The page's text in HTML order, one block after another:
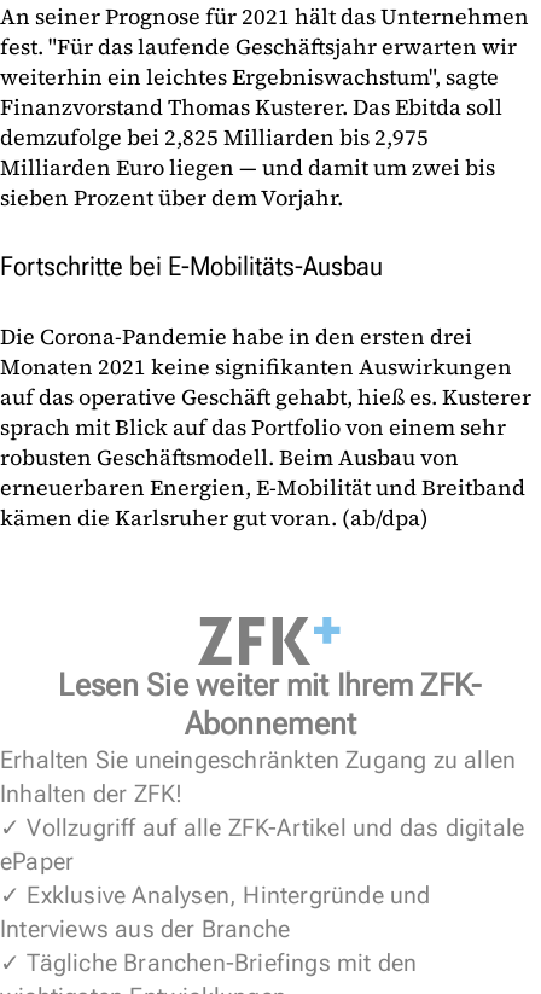
An seiner Prognose für 2021 hält das Unternehmen
fest. "Für das laufende Geschäftsjahr erwarten wir
weiterhin ein leichtes Ergebniswachstum", sagte
Finanzvorstand Thomas Kusterer. Das Ebitda soll
demzufolge bei 2,825 Milliarden bis 2,975
Milliarden Euro liegen — und damit um zwei bis
sieben Prozent über dem Vorjahr.
Fortschritte bei E-Mobilitäts-Ausbau
Die Corona-Pandemie habe in den ersten drei
Monaten 2021 keine signifikanten Auswirkungen
auf das operative Geschäft gehabt, hieß es. Kusterer
sprach mit Blick auf das Portfolio von einem sehr
robusten Geschäftsmodell. Beim Ausbau von
erneuerbaren Energien, E-Mobilität und Breitband
kämen die Karlsruher gut voran. (ab/dpa)
Lesen Sie weiter mit Ihrem ZFK-
Abonnement
Erhalten Sie uneingeschränkten Zugang zu allen
Inhalten der ZFK!
✓ Vollzugriff auf alle ZFK-Artikel und das digitale
ePaper
✓ Exklusive Analysen, Hintergründe und
Interviews aus der Branche
✓ Tägliche Branchen-Briefings mit den